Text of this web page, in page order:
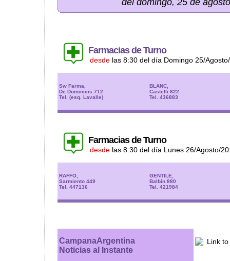
del domingo, 25 de
Farmacias de Turno
desde las 8:30 del día Domingo 25/
Sw Farma,
De Dominicis 712
Tel. (esq. Lavalle)
BLANC,
Castelli 822
Tel. 436883
Farmacias de Turno
desde las 8:30 del día Lunes 26/Agosto/
RAFFO,
Sarmiento 449
Tel. 447136
GENTILE,
Balbín 880
Tel. 421984
CampanaArgentina
Noticias al Instante